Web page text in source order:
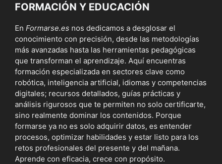
FORMACIÓN Y EDUCACIÓN
En Formarse.es nos dedicamos a desglosar el
conocimiento con precisión, desde las metodologías
más avanzadas hasta las herramientas pedagógicas
que transforman el aprendizaje. Aquí encuentras
formación especializada en sectores clave como
robótica, inteligencia artificial, idiomas y competencias
digitales; recursos detallados, guías prácticas y
análisis rigurosos que te permiten no solo certificarte,
sino realmente dominar los contenidos. Porque
formarse ya no es solo adquirir datos, es entender
procesos, optimizar habilidades y estar listo para los
retos profesionales del presente y del mañana.
Aprende con eficacia, crece con propósito.